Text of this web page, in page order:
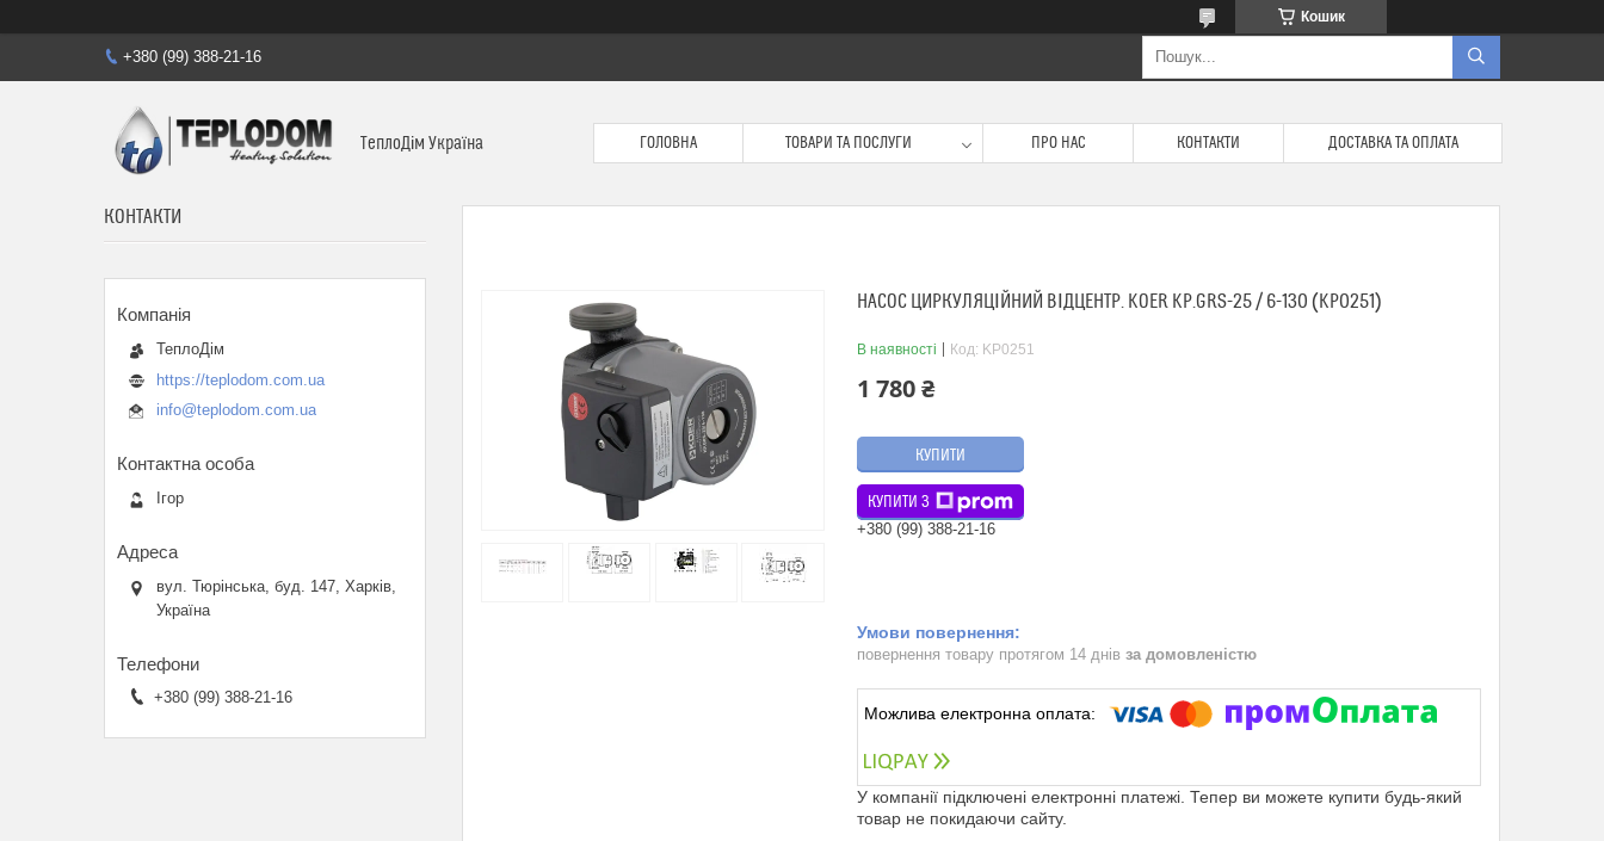
Кошик
+380 (99) 388-21-16
ТеплоДім Україна ГОЛОВНА ТОВАРИ ТА ПОСЛУГИ ПРО НАС КОНТАКТИ ДОСТАВКА ТА ОПЛАТА
НАСОС ЦИРКУЛЯЦІЙНИЙ ВІДЦЕНТР. KOER KP.GRS-25 / 6-130 (KP0251)
В наявності Код: KP0251
1 780 ₴
КУПИТИ
КУПИТИ З
+380 (99) 388-21-16
повернення товару протягом 14 днів за домовленістю
У компанії підключені електронні платежі. Тепер ви можете купити будь-який
товар не покидаючи сайту.
КОНТАКТИ
ТеплоДім
https://teplodom.com.ua
info@teplodom.com.ua
Ігор
вул. Тюрінська, буд. 147, Харків,
Україна
+380 (99) 388-21-16